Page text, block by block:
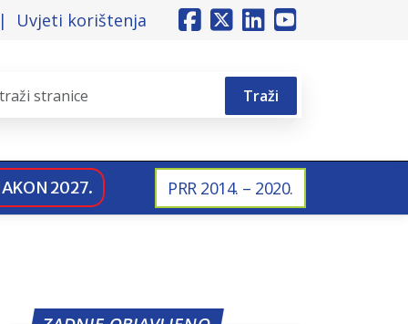
Uvjeti korištenja
Traži
2027. PRR 2014. – 2020.